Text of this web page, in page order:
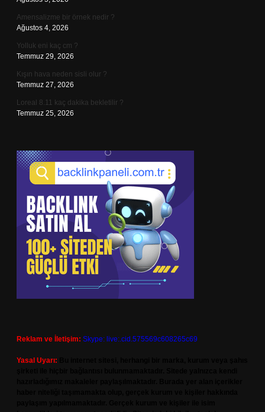
Amensalizme bir örnek nedir ?
Ağustos 4, 2026
Yolluk eni kaç cm ?
Temmuz 29, 2026
Kışın hava neden sisli olur ?
Temmuz 27, 2026
Loreal 8.11 kaç dakika bekletilir ?
Temmuz 25, 2026
Reklam ve İletişim: Skype: live:.cid.575569c608265c69
Yasal Uyarı: